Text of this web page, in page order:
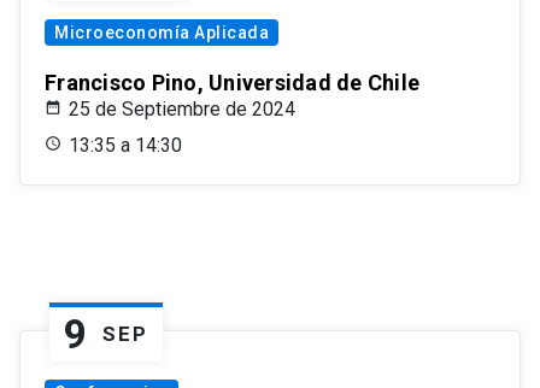
Microeconomía Aplicada
Francisco Pino, Universidad de Chile
25 de Septiembre de 2024
13:35 a 14:30
9 SEP